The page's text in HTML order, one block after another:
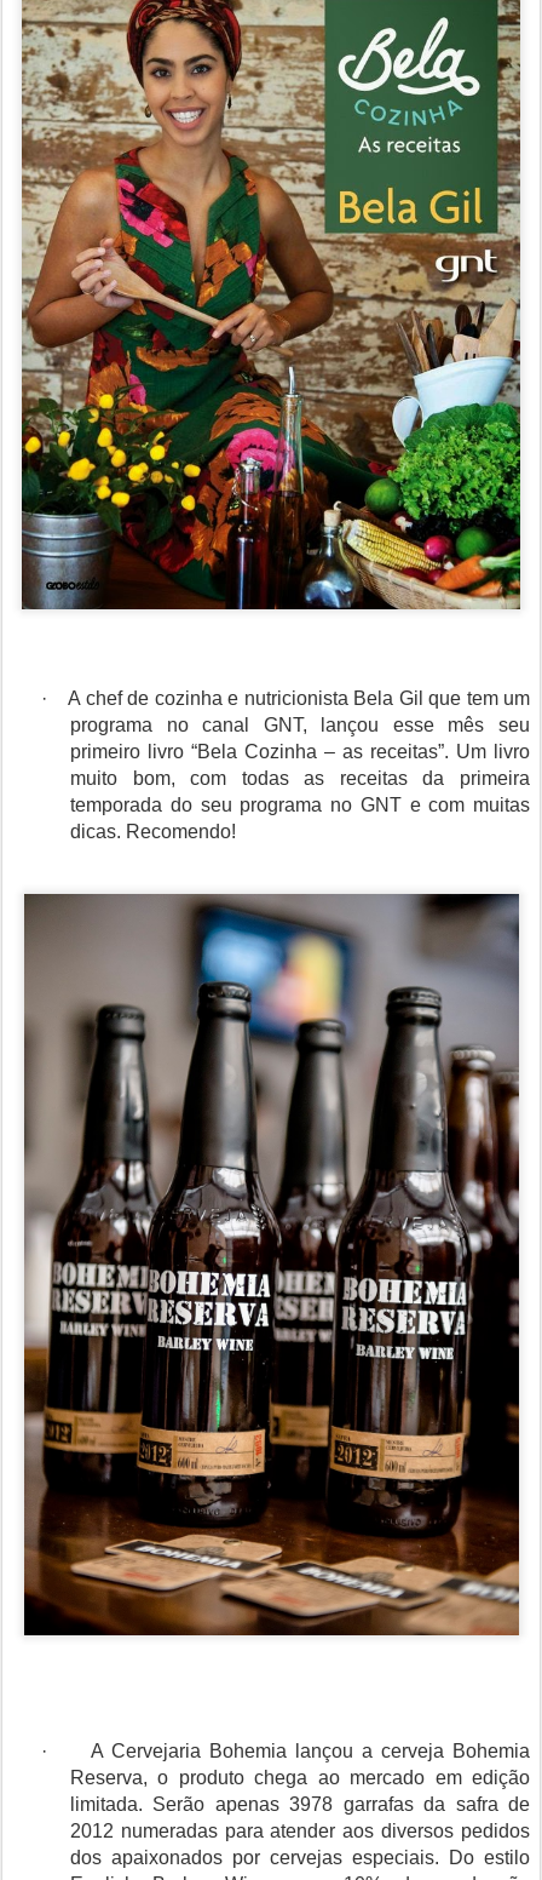
·
A chef de cozinha e nutricionista Bela Gil que tem um
programa no canal GNT, lançou esse mês seu
primeiro livro “Bela Cozinha – as receitas”. Um livro
muito bom, com todas as receitas da primeira
temporada do seu programa no GNT e com muitas
dicas. Recomendo!
·
A Cervejaria Bohemia lançou a cerveja Bohemia
Reserva, o produto chega ao mercado em edição
limitada. Serão apenas 3978 garrafas da safra de
2012 numeradas para atender aos diversos pedidos
dos apaixonados por cervejas especiais. Do estilo